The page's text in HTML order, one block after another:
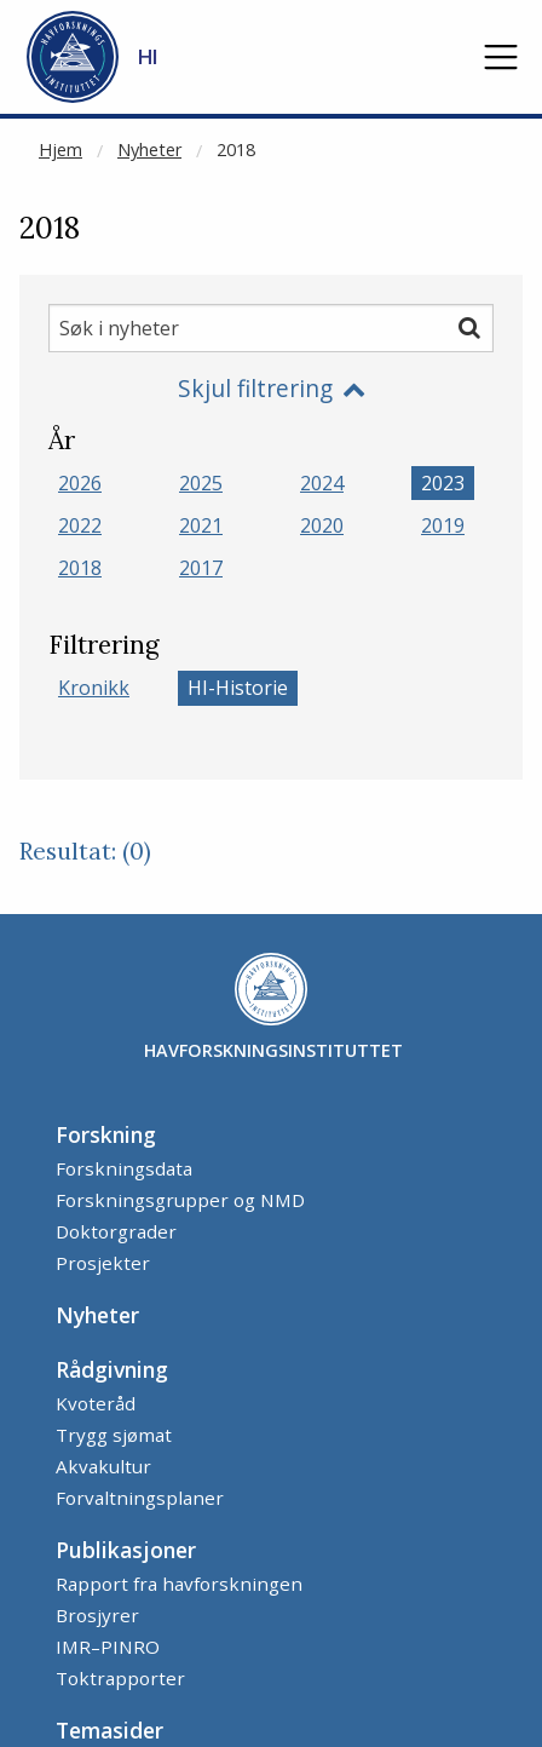
Gå til hovedinnhold
HI
Hjem Nyheter 2018
NOT CACHED
2018
Søk
i
Søk
Skjul filtrering
År
2026 2025 2024
2023
2022
2021 2020
2019
2018
2017
Filtrering
Kronikk HI-Historie
Resultat: (0)
HAVFORSKNINGSINSTITUTTET
Forskning
Forskningsdata
Forskningsgrupper og NMD
Doktorgrader
Prosjekter
Nyheter
Rådgivning
Kvoteråd
Trygg sjømat
Akvakultur
Forvaltningsplaner
Publikasjoner
Rapport fra havforskningen
Brosjyrer
IMR–PINRO
Toktrapporter
Temasider